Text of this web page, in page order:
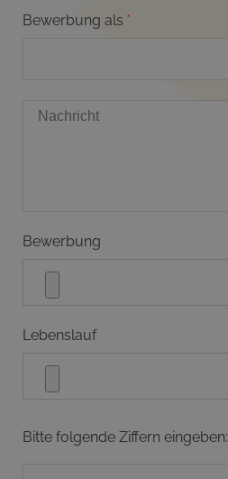
Bewerbung als
Bewerbung
Lebenslauf
Bitte folgende Ziffern eingeben: